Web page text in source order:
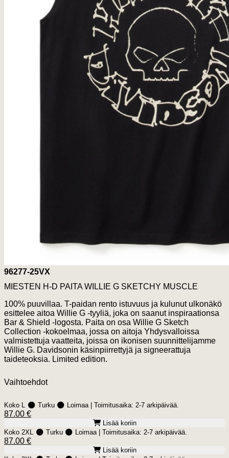
96277-25VX
MIESTEN H-D PAITA WILLIE G SKETCHY MUSCLE
100% puuvillaa. T-paidan rento istuvuus ja kulunut ulkonäkö
esittelee aitoa Willie G -tyyliä, joka on saanut inspiraationsa
Bar & Shield -logosta. Paita on osa Willie G Sketch
Collection -kokoelmaa, jossa on aitoja Yhdysvalloissa
valmistettuja vaatteita, joissa on ikonisen suunnittelijamme
Willie G. Davidsonin käsinpiirrettyjä ja signeerattuja
taideteoksia. Limited edition.
Vaihtoehdot
Koko L Turku Loimaa | Toimitusaika:2-7 arkipäivää.
87.00 €
Lisää koriin
Koko 2XL
Turku Loimaa | Toimitusaika:2-7 arkipäivää.
87.00 €
Lisää koriin